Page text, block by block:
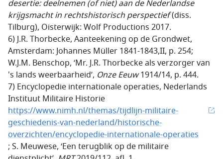
desertie: deelnemen (of niet) aan de Nederlandse
krijgsmacht in rechtshistorisch perspectief(diss.
Tilburg), Oisterwijk: Wolf Productions 2017.
6) J.R. Thorbecke, Aanteekening op de Grondwet,
Amsterdam: Johannes Müller 1841-1843,II, p. 254;
W.J.M. Benschop, ‘Mr. J.R. Thorbecke als verzorger van
's lands weerbaarheid’, Onze Eeuw1914/14, p. 444.
7) Encyclopedie internationale operaties, Nederlands
Instituut Militaire Historie
https://www.nimh.nl/themas/tijdlijn-militaire-
geschiedenis-van-nederland/historische-
overzichten/encyclopedie-internationale-operaties
; S. Meuwese, ‘Een terugblik op de militaire